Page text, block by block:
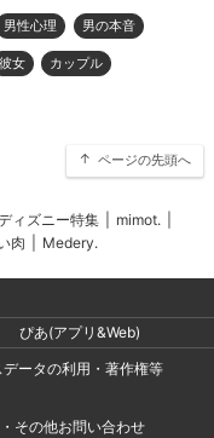
男性心理 男の本音
彼女 カップル
ページの先頭へ
ィズニー特集 mimot.
肉 Medery.
ぴあ(アプリ&Web)
データの利用・著作権等
その他お問い合わせ